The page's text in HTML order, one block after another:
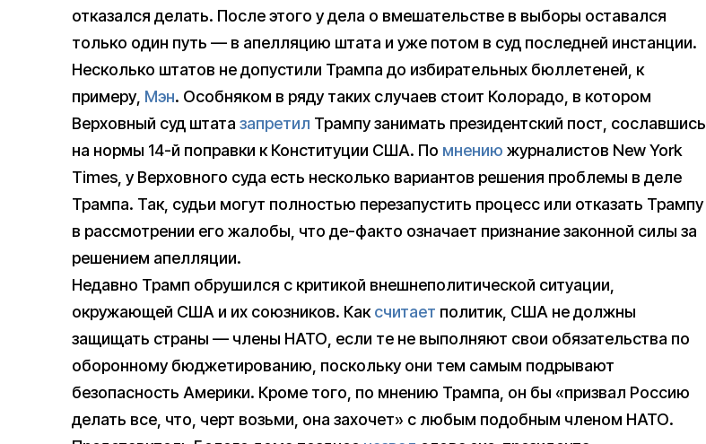
отказался делать. После этого у дела о вмешательстве в выборы оставался
только один путь — в апелляцию штата и уже потом в суд последней инстанции.
Несколько штатов не допустили Трампа до избирательных бюллетеней, к
примеру, Мэн. Особняком в ряду таких случаев стоит Колорадо, в котором
Верховный суд штата запретил Трампу занимать президентский пост, сославшись
на нормы 14-й поправки к Конституции США. По мнению журналистов New York
Times, у Верховного суда есть несколько вариантов решения проблемы в деле
Трампа. Так, судьи могут полностью перезапустить процесс или отказать Трампу
в рассмотрении его жалобы, что де-факто означает признание законной силы за
решением апелляции.
Недавно Трамп обрушился с критикой внешнеполитической ситуации,
окружающей США и их союзников. Каксчитает политик, США не должны
защищать страны — члены НАТО, если те не выполняют свои обязательства по
оборонному бюджетированию, поскольку они тем самым подрывают
безопасность Америки. Кроме того, по мнению Трампа, он бы «призвал Россию
делать все, что, черт возьми, она захочет» с любым подобным членом НАТО.